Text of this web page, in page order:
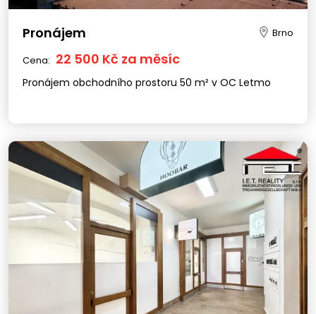
Pronájem Brno
Cena: 22 500 Kč za měsíc
Pronájem obchodního prostoru 50 m² v OC Letmo